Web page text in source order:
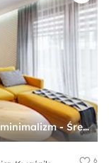
Jedyne.Takie.Wnętrza - Skandynawski minimalizm - Średni biały szary salon z kuchnią z jadalnią, styl skandynawski - zdjęcie od Jedyne.Takie.Wnętrza - Paulina Kononowicz-Kwaśnik
6